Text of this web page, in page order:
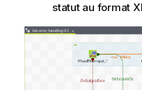
statut au format